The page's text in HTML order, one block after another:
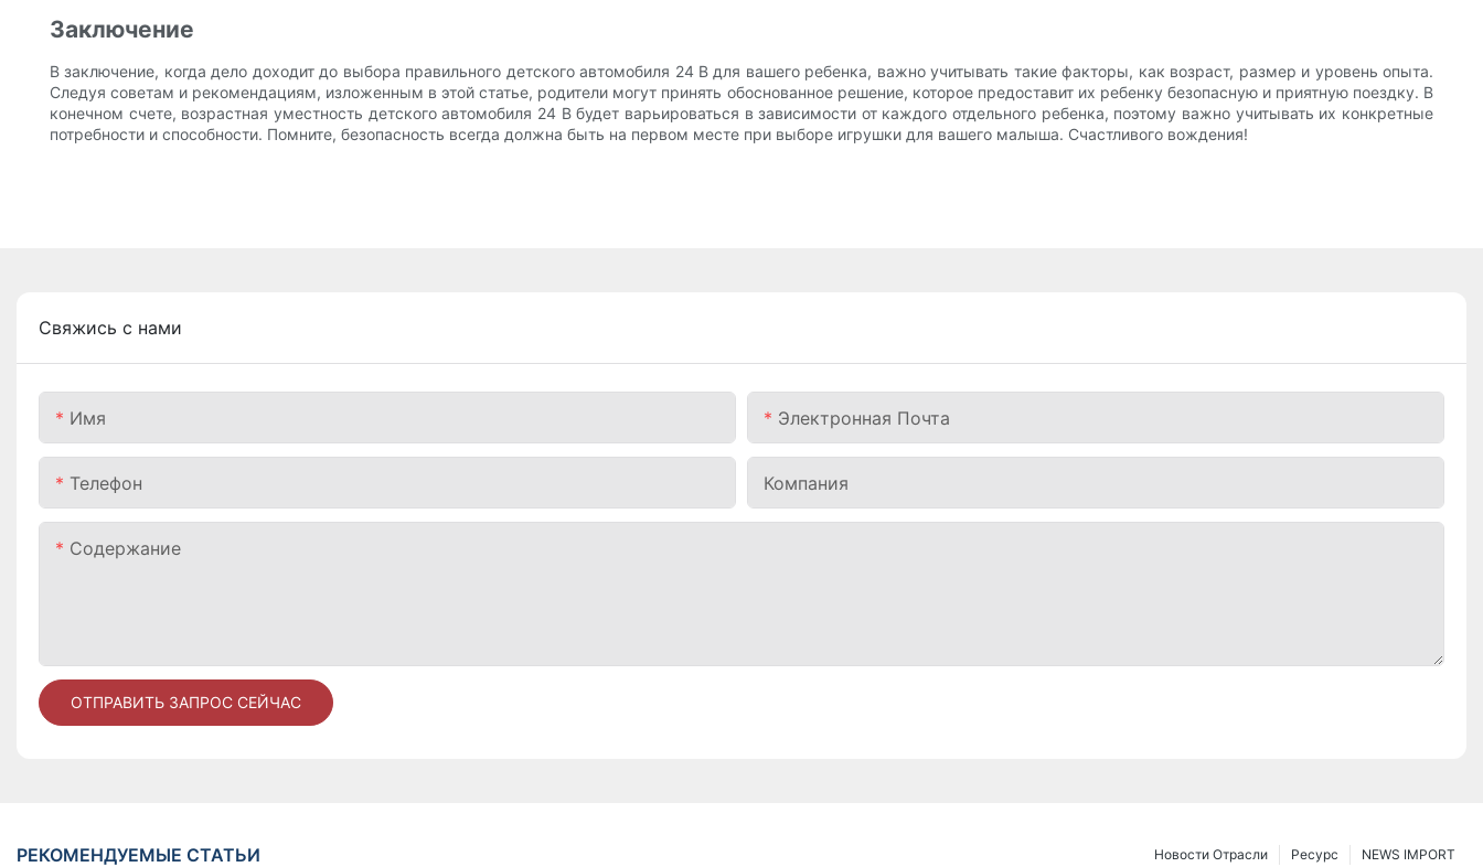
Заключение
В заключение, когда дело доходит до выбора правильного детского автомобиля 24 В для вашего ребенка, важно учитывать такие факторы, как возраст, размер и уровень опыта.
Следуя советам и рекомендациям, изложенным в этой статье, родители могут принять обоснованное решение, которое предоставит их ребенку безопасную и приятную поездку. В
конечном счете, возрастная уместность детского автомобиля 24 В будет варьироваться в зависимости от каждого отдельного ребенка, поэтому важно учитывать их конкретные
потребности и способности. Помните, безопасность всегда должна быть на первом месте при выборе игрушки для вашего малыша. Счастливого вождения!
Свяжись с нами
Имя Электронная Почта
Телефон Компания
Содержание
ОТПРАВИТЬ ЗАПРОС СЕЙЧАС
РЕКОМЕНДУЕМЫЕ СТАТЬИ NEWS IMPORT
Ресурс
Новости Отрасли